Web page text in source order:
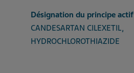
Désignation du principe actif
CANDESARTAN CILEXETIL,
HYDROCHLOROTHIAZIDE